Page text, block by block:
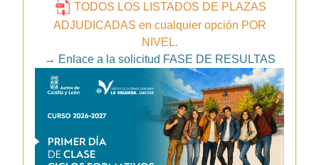
TODOS LOS LISTADOS DE PLAZAS
ADJUDICADAS en cualquier opción POR
NIVEL.
→ Enlace a la solicitud FASE DE RESULTAS